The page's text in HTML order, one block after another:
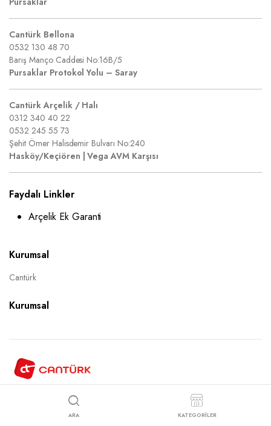
Cantürk Bellona
0532 130 48 70
Barış Manço Caddesi No:16B/5
Pursaklar Protokol Yolu – Saray
Cantürk Arçelik / Halı
0312 340 40 22
0532 245 55 73
Şehit Ömer Halisdemir Bulvarı No:240
Hasköy/Keçiören | Vega AVM Karşısı
Faydalı Linkler
Arçelik Ek Garanti
Kurumsal
Cantürk
Kurumsal
ARA KATEGORİLER